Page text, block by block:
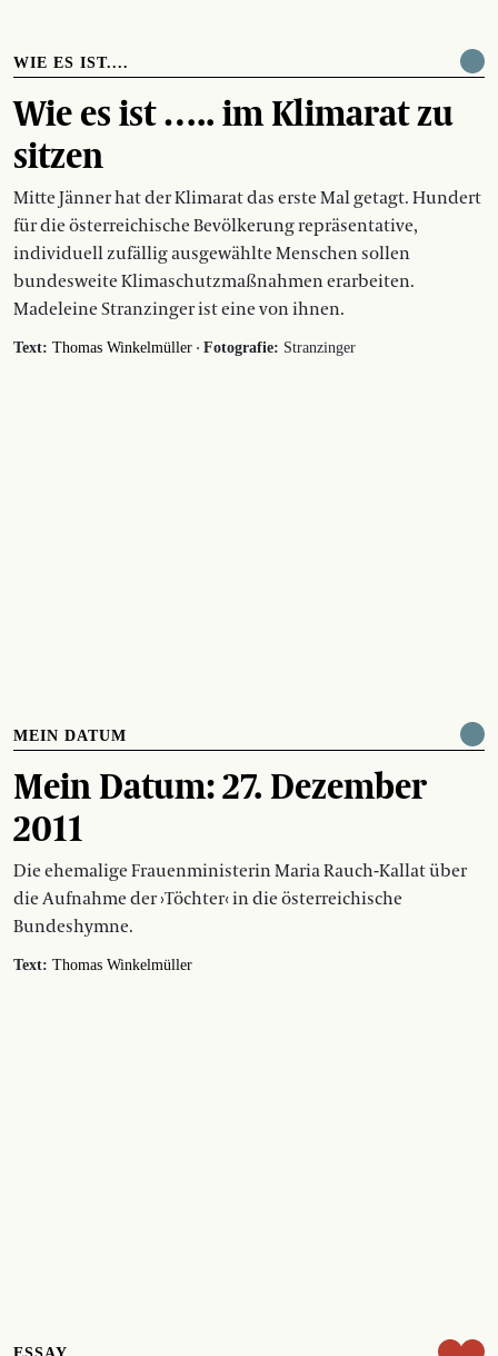
WIE ES IST....
Wie es ist ….. im Klimarat zu
sitzen
Mitte Jänner hat der Klimarat das erste Mal getagt. Hundert
für die österreichische Bevölkerung repräsentative,
individuell zufällig ausgewählte Menschen sollen
bundesweite Klima­schutz­maßnahmen erarbeiten.
Madeleine Stranzinger ist eine von ihnen.
Text: Thomas Winkelmüller · Fotografie: Stranzinger
MEIN DATUM
Mein Datum: 27. Dezember
2011
Die ehemalige Frauenministerin Maria Rauch-Kallat über
die Aufnahme der ›Töchter‹ in die österreichische
Bundeshymne.
Text: Thomas Winkelmüller